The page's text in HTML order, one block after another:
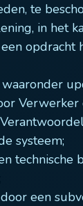
te
in het
opdracht
systeem;
technische
een